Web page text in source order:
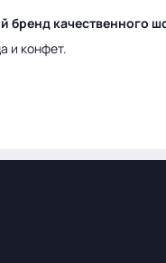
бренд качественного
и конфет.